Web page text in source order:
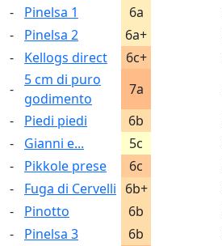
-
Pinelsa 1 6a
-
Pinelsa 2 6a+
-
Kellogs direct 6c+
-
5 cm di puro
godimento
7a
-
Piedi piedi 6b
-
Gianni e... 5c
-
Pikkole prese 6c
-
Fuga di Cervelli 6b+
-
Pinotto 6b
-
Pinelsa 3 6b